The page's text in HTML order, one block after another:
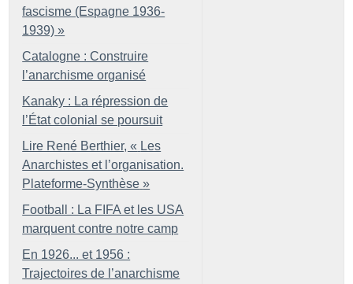
fascisme (Espagne 1936-
1939) »
Catalogne : Construire
l’anarchisme organisé
Kanaky : La répression de
l’État colonial se poursuit
Lire René Berthier, « Les
Anarchistes et l’organisation.
Plateforme-Synthèse »
Football : La FIFA et les USA
marquent contre notre camp
En 1926... et 1956 :
Trajectoires de l’anarchisme